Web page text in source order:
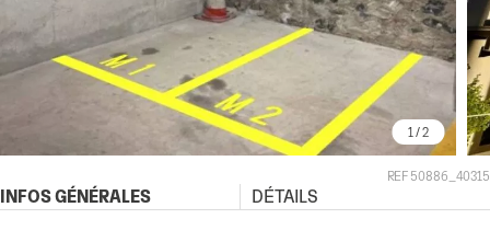
1 / 2
REF 50886_40315
INFOS GÉNÉRALES DÉTAILS